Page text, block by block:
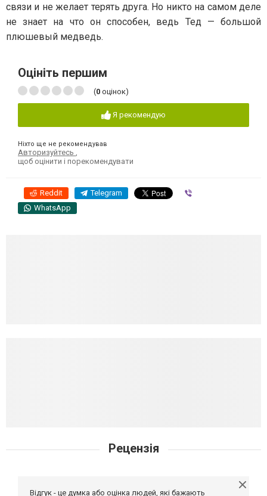
связи и не желает терять друга. Но никто на самом деле
не знает на что он способен, ведь Тед — большой
плюшевый медведь.
Оцініть першим
(0 оцінок)
Я рекомендую
Ніхто ще не рекомендував
Авторизуйтесь ,
щоб оцінити і порекомендувати
Reddit Telegram
WhatsApp
Рецензія
Відгук - це думка або оцінка людей, які бажають